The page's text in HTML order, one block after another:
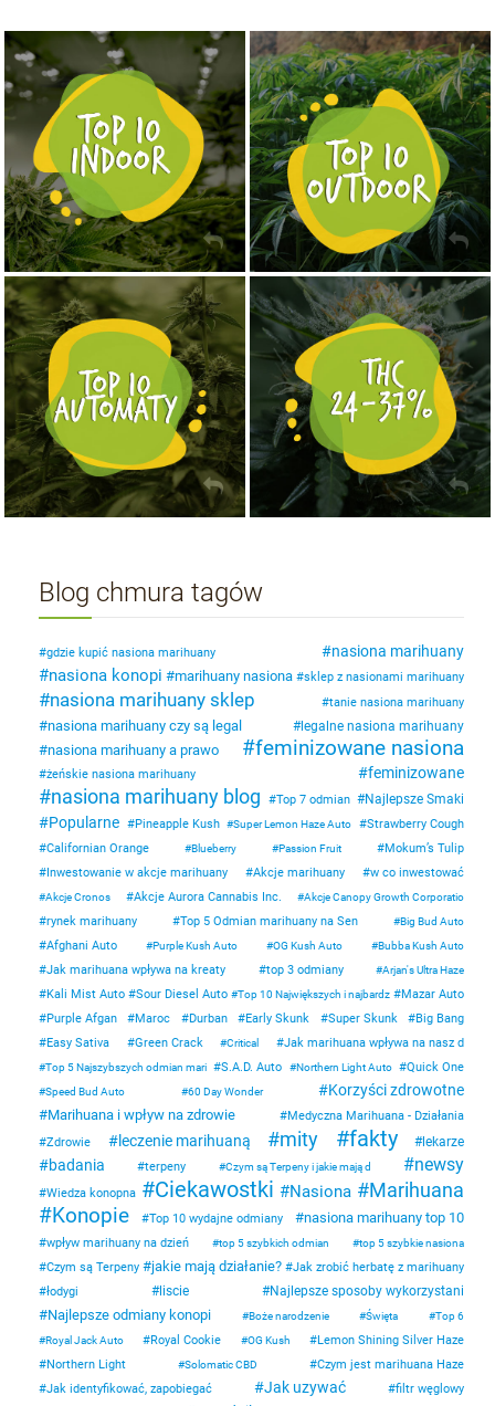
NASIONA MARIHUANY TOP 10 INDOOR
KUP TERAZ NASIONA MARIHUANY TOP 10 OUTDOOR
KUP TERAZ
NASIONA MARIHUANY TOP 10 AUTOFLOWERING
KUP TERAZ MOCNE ODMIANY MARIHUANY THC OD 24 - 37%
KUP TERAZ
Blog chmura tagów
gdzie kupić nasiona marihuany nasiona marihuany
nasiona konopi marihuany nasiona sklep z nasionami marihuany
nasiona marihuany sklep tanie nasiona marihuany
nasiona marihuany czy są legal legalne nasiona marihuany
nasiona marihuany a prawo feminizowane nasiona
żeńskie nasiona marihuany feminizowane
nasiona marihuany blog Top 7 odmian Najlepsze Smaki
Popularne Pineapple Kush Super Lemon Haze Auto
Strawberry Cough
Californian Orange
Blueberry Passion Fruit
Mokum’s Tulip
Inwestowanie w akcje marihuany
Akcje marihuany w co inwestować
Akcje Cronos Akcje Aurora Cannabis Inc. Akcje Canopy Growth Corporatio
rynek marihuany Top 5 Odmian marihuany na Sen Big Bud Auto
Afghani Auto Purple Kush Auto OG Kush Auto Bubba Kush Auto
Jak marihuana wpływa na kreaty top 3 odmiany Arjan's Ultra Haze
Kali Mist Auto Sour Diesel Auto Top 10 Największych i najbardz
Mazar Auto
Purple Afgan
Maroc Durban Early Skunk Super Skunk
Big Bang
Easy Sativa
Green Crack Critical Jak marihuana wpływa na nasz d
Top 5 Najszybszych odmian mari S.A.D. Auto Northern Light Auto Quick One
Speed Bud Auto 60 Day Wonder Korzyści zdrowotne
Marihuana i wpływ na zdrowie
Medyczna Marihuana - Działania
Zdrowie
leczenie marihuaną mity fakty lekarze
badania terpeny Czym są Terpeny i jakie mają d newsy
Wiedza konopna Ciekawostki Nasiona Marihuana
Konopie Top 10 wydajne odmiany nasiona marihuany top 10
wpływ marihuany na dzień top 5 szybkich odmian top 5 szybkie nasiona
Czym są Terpeny jakie mają działanie?
Jak zrobić herbatę z marihuany
łodygi
liscie Najlepsze sposoby wykorzystani
Najlepsze odmiany konopi Boże narodzenie Święta
Top 6
Royal Jack Auto
Royal Cookie OG Kush
Lemon Shining Silver Haze
Northern Light
Solomatic CBD
Czym jest marihuana Haze
Jak identyfikować, zapobiegać
Jak uzywać
filtr węglowy